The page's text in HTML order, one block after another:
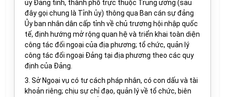
ủy Đảng tỉnh, thành phố trực thuộc Trung ương (sau
đây gọi chung là Tỉnh ủy) thông qua Ban cán sự đảng
Ủy ban nhân dân cấp tỉnh về chủ trương hội nhập quốc
tế, định hướng mở rộng quan hệ và triển khai toàn diện
công tác đối ngoại của địa phương; tổ chức, quản lý
công tác đối ngoại Đảng tại địa phương theo các quy
định của Đảng.
3. Sở Ngoại vụ có tư cách pháp nhân, có con dấu và tài
khoản riêng; chịu sự chỉ đạo, quản lý về tổ chức, biên